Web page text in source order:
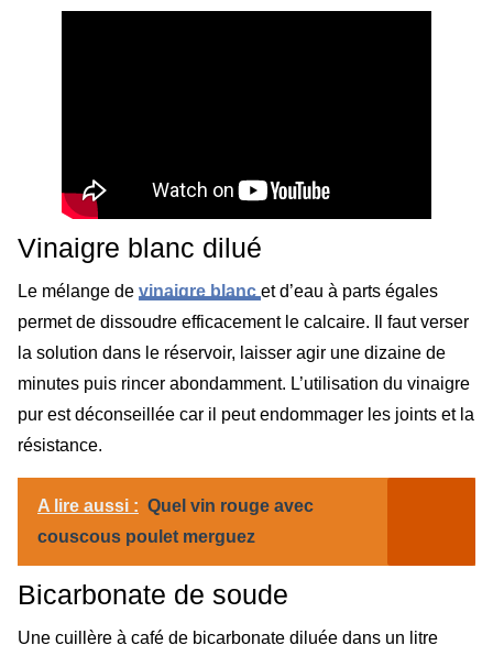
Vinaigre blanc dilué
Le mélange de vinaigre blanc et d’eau à parts égales
permet de dissoudre efficacement le calcaire. Il faut verser
la solution dans le réservoir, laisser agir une dizaine de
minutes puis rincer abondamment. L’utilisation du vinaigre
pur est déconseillée car il peut endommager les joints et la
résistance.
A lire aussi : Quel vin rouge avec
couscous poulet merguez
Bicarbonate de soude
Une cuillère à café de bicarbonate diluée dans un litre